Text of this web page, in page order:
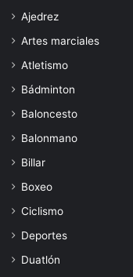
Ajedrez
Artes marciales
Atletismo
Bádminton
Baloncesto
Balonmano
Billar
Boxeo
Ciclismo
Deportes
Duatlón